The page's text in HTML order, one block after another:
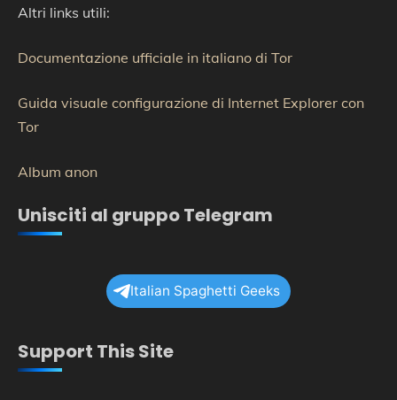
Altri links utili:
Documentazione ufficiale in italiano di Tor
Guida visuale configurazione di Internet Explorer con
Tor
Album anon
Unisciti al gruppo Telegram
Italian Spaghetti Geeks
Support This Site